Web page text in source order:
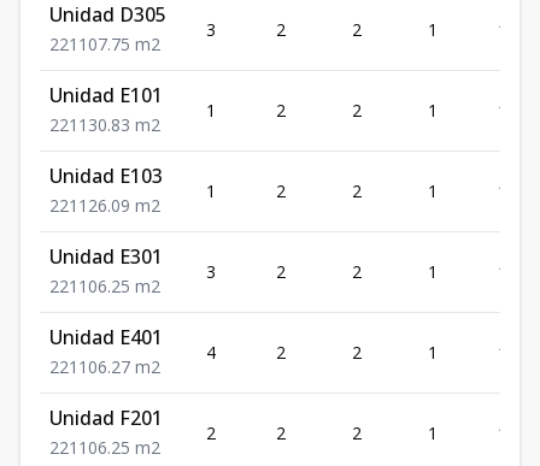
Unidad D305
221 107.75 m2
3 2 2 1
Unidad E101
221 130.83 m2
1 2 2 1
Unidad E103
221 126.09 m2
1 2 2 1
Unidad E301
221 106.25 m2
3 2 2 1
Unidad E401
221 106.27 m2
4 2 2 1
Unidad F201
221 106.25 m2
2 2 2 1